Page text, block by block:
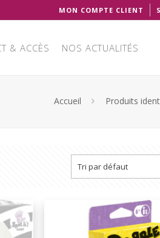
MON COMPTE CLIENT
& ACCÈS NOS ACTUALITÉS
Accueil Produits